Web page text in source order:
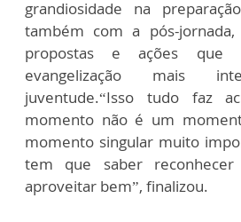
grandiosidade na
também com a pós-
propostas e ações que
evangelização mais
juventude.“Isso tudo faz
momento não é um
momento singular muito
tem que saber
aproveitar bem”, finalizou.